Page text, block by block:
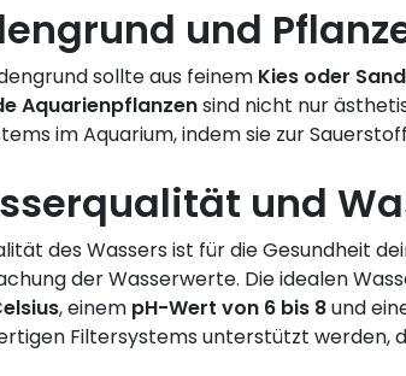
und
sollte aus feinem Kies oder Sand
Aquarienpflanzensind nicht nur
im Aquarium, indem sie zur
und
des Wassers ist für die Gesundheit
der Wasserwerte. Die idealen
, einem pH-Wert von 6 bis 8und
Filtersystems unterstützt werden,